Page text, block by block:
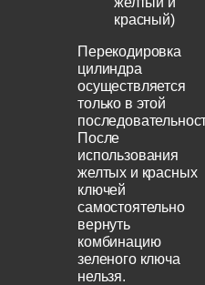
красный)
Перекодировка
цилиндра
осуществляется
только в этой
После
использования
желтых и красных
ключей
самостоятельно
вернуть
комбинацию
зеленого ключа
нельзя.